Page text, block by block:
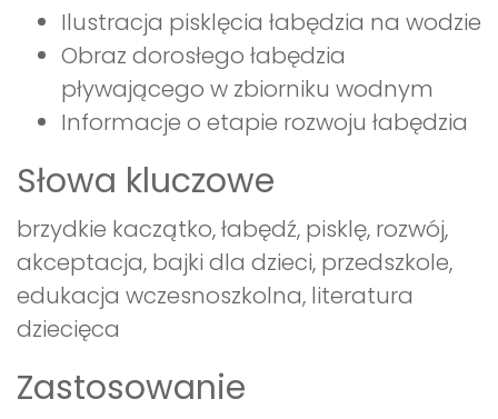
Ilustracja pisklęcia łabędzia na wodzie
Obraz dorosłego łabędzia
pływającego w zbiorniku wodnym
Informacje o etapie rozwoju łabędzia
Słowa kluczowe
brzydkie kaczątko, łabędź, pisklę, rozwój,
akceptacja, bajki dla dzieci, przedszkole,
edukacja wczesnoszkolna, literatura
dziecięca
Zastosowanie